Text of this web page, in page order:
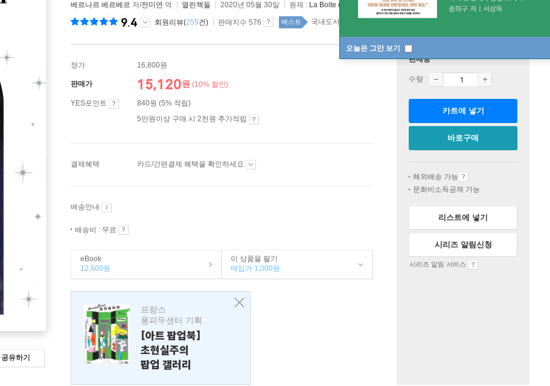
오늘은 그만 보기
공유하기
베르나르 베르베르 저/전미연 역 열린책들 2020년 05월 30일 원제 : La Boite de Pandore
9.4 회원리뷰(259건) 판매지수 576 베스트 국내도서 top20 10주
정가 16,800원
판매가 15,120원 (10% 할인)
YES포인트
840원 (5% 적립)
5만원이상 구매 시 2천원 추가적립
결제혜택 카드/간편결제 혜택을 확인하세요
배송안내
배송비 : 무료
eBook
12,600원
이 상품을 팔기
매입가 1,000원
프랑스
퐁피두센터 기획
[아트 팝업북]
초현실주의
팝업 갤러리
판매중
수량
카트에 넣기
바로구매
해외배송 가능
문화비소득공제 가능
리스트에 넣기
시리즈 알림신청
시리즈 알림 서비스